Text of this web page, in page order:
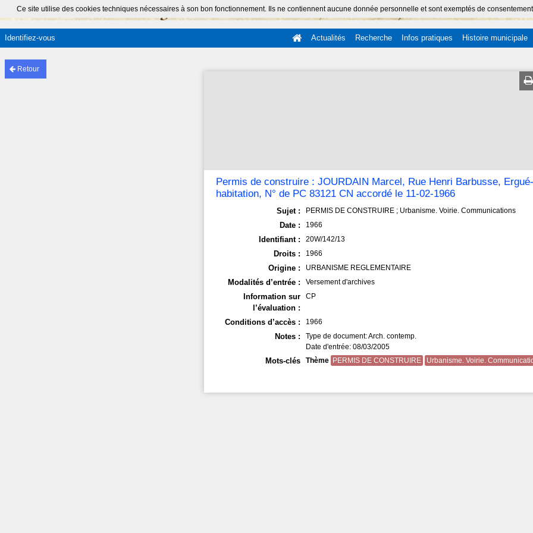
Ce site utilise des cookies techniques nécessaires à son bon fonctionnement. Ils ne contiennent aucune donnée personnelle et sont exemptés de
Identifiez-vous Actualités Recherche Infos pratiques Histoire municipale
Retour
Permis de construire : JOURDAIN Marcel, Rue Henri Barbusse,
habitation, N° de PC 83121 CN accordé le 11-02-1966
Sujet : PERMIS DE CONSTRUIRE ; Urbanisme. Voirie. Communications
Date : 1966
Identifiant : 20W/142/13
Droits : 1966
Origine : URBANISME REGLEMENTAIRE
Modalités d’entrée : Versement d'archives
Information sur
l’évaluation :
CP
Conditions d’accès : 1966
Notes :
Type de document: Arch. contemp.
Date d'entrée: 08/03/2005
Mots-clés Thème PERMIS DE CONSTRUIRE Urbanisme. Voirie.